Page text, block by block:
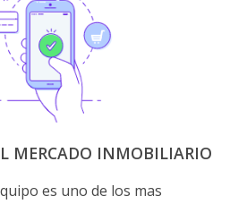
MERCADO INMOBILIARIO
es uno de los mas